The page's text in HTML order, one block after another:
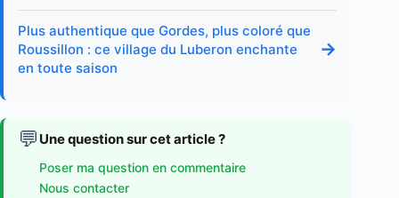
Plus authentique que Gordes, plus coloré que
Roussillon : ce village du Luberon enchante
en toute saison
→
💬 Une question sur cet article ?
Poser ma question en commentaire
Nous contacter